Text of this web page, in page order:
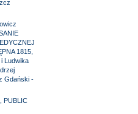
1815,
i Ludwika
Gdański -
PUBLIC